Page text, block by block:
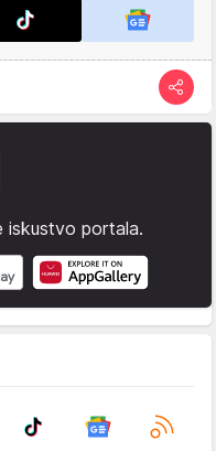
iskustvo portala.